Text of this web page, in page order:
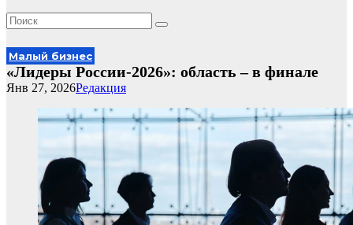
Малый бизнес
«Лидеры России‑2026»: область – в финале
Редакция
Янв 27, 2026